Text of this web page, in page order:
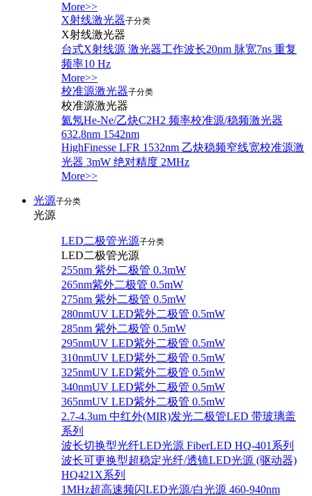
More>>
X射线激光器子分类
X射线激光器
台式X射线源 激光器工作波长20nm 脉宽7ns 重复
频率10 Hz
More>>
校准源激光器子分类
校准源激光器
氦氖He-Ne/乙炔C2H2 频率校准源/稳频激光器
632.8nm 1542nm
HighFinesse LFR 1532nm 乙炔稳频窄线宽校准源激
光器 3mW 绝对精度 2MHz
More>>
光源子分类
光源
LED二极管光源子分类
LED二极管光源
255nm 紫外二极管 0.3mW
265nm紫外二极管 0.5mW
275nm 紫外二极管 0.5mW
280nmUV LED紫外二极管 0.5mW
285nm 紫外二极管 0.5mW
295nmUV LED紫外二极管 0.5mW
310nmUV LED紫外二极管 0.5mW
325nmUV LED紫外二极管 0.5mW
340nmUV LED紫外二极管 0.5mW
365nmUV LED紫外二极管 0.5mW
2.7-4.3um 中红外(MIR)发光二极管LED 带玻璃盖
系列
波长切换型光纤LED光源 FiberLED HQ-401系列
波长可更换型超稳定光纤/透镜LED光源 (驱动器)
HQ421X系列
1MHz超高速频闪LED光源/白光源 460-940nm